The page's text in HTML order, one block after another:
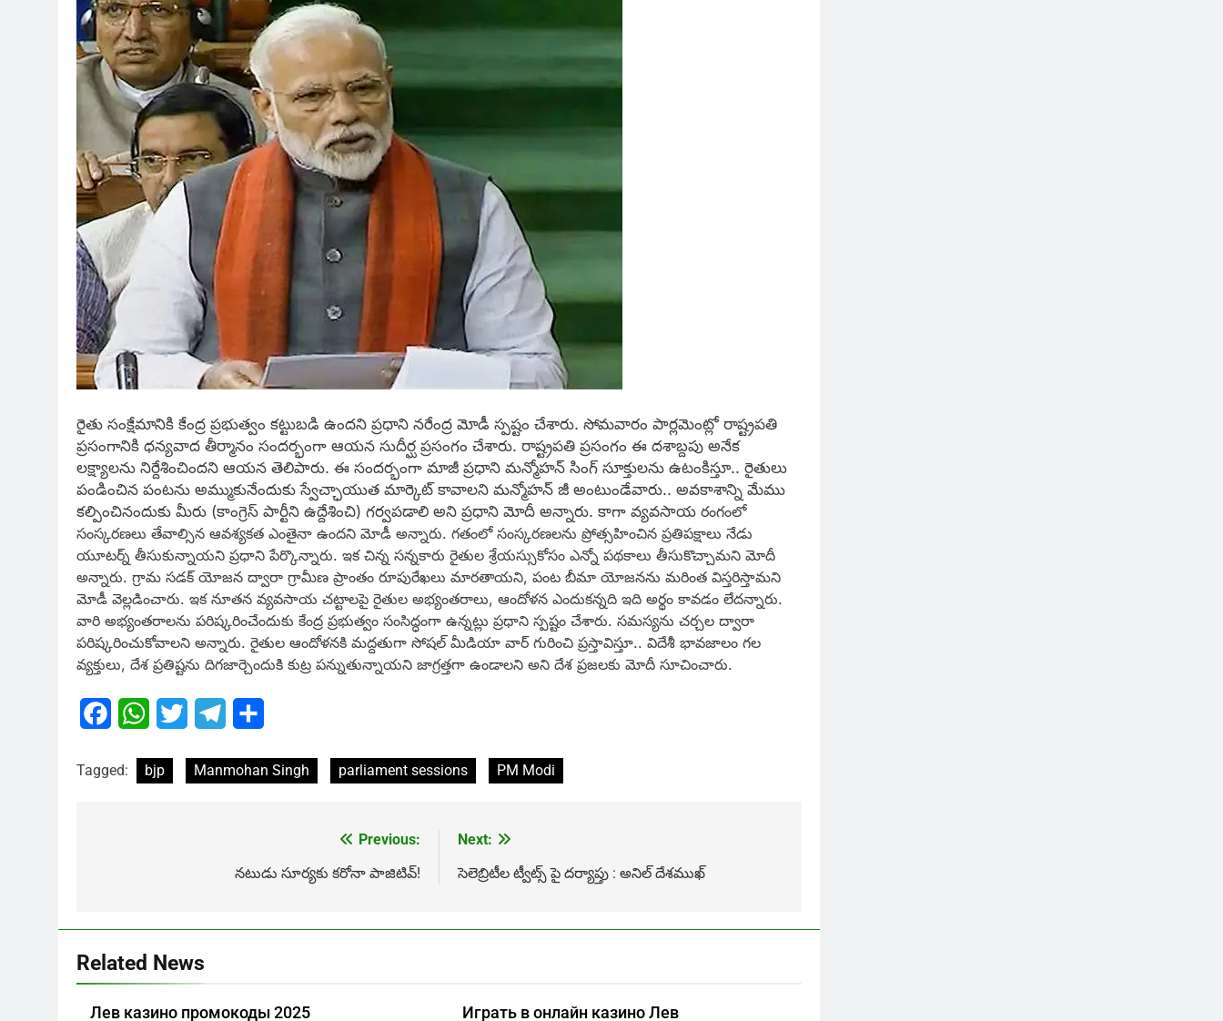
రైతు సంక్షేమానికి కేంద్ర ప్రభుత్వం కట్టుబడి ఉందని ప్రధాని నరేంద్ర మోడీ స్పష్టం చేశారు. సోమవారం పార్లమెంట్లో రాష్ట్రపతి
ప్రసంగానికి ధన్యవాద తీర్మానం సందర్భంగా ఆయన సుదీర్ఘ ప్రసంగం చేశారు. రాష్ట్రపతి ప్రసంగం ఈ దశాబ్దపు అనేక
లక్ష్యాలను నిర్దేశించిందని ఆయన తెలిపారు. ఈ సందర్భంగా మాజీ ప్రధాని మన్మోహన్ సింగ్ సూక్తులను ఉటంకిస్తూ.. రైతులు
పండించిన పంటను అమ్ముకునేందుకు స్వేచ్ఛాయుత మార్కెట్ కావాలని మన్మోహన్ జీ అంటుండేవారు.. అవకాశాన్ని మేము
కల్పించినందుకు మీరు (కాంగ్రెస్ పార్టీని ఉద్దేశించి) గర్వపడాలి అని ప్రధాని మోదీ అన్నారు. కాగా వ్యవసాయ రంగంలో
సంస్కరణలు తేవాల్సిన ఆవశ్యకత ఎంతైనా ఉందని మోడీ అన్నారు. గతంలో సంస్కరణలను ప్రోత్సహించిన ప్రతిపక్షాలు నేడు
యూటర్న్ తీసుకున్నాయని ప్రధాని పేర్కొన్నారు. ఇక చిన్న సన్నకారు రైతుల శ్రేయస్సుకోసం ఎన్నో పథకాలు తీసుకొచ్చామని మోదీ
అన్నారు. గ్రామ సడక్ యోజన ద్వారా గ్రామీణ ప్రాంతం రూపురేఖలు మారతాయని, పంట బీమా యోజనను మరింత విస్తరిస్తామని
మోడీ వెల్లడించారు. ఇక నూతన వ్యవసాయ చట్టాలపై రైతుల అభ్యంతరాలు, ఆందోళన ఎందుకన్నది ఇది అర్థం కావడం లేదన్నారు.
వారి అభ్యంతరాలను పరిష్కరించేందుకు కేంద్ర ప్రభుత్వం సంసిద్ధంగా ఉన్నట్లు ప్రధాని స్పష్టం చేశారు. సమస్యను చర్చల ద్వారా
పరిష్కరించుకోవాలని అన్నారు. రైతుల ఆందోళనకి మద్దతుగా సోషల్ మీడియా వార్ గురించి ప్రస్తావిస్తూ.. విదేశీ భావజాలం గల
వ్యక్తులు, దేశ ప్రతిష్టను దిగజార్చెందుకి కుట్ర పన్నుతున్నాయని జాగ్రత్తగా ఉండాలని అని దేశ ప్రజలకు మోదీ సూచించారు.
FacebookWhatsApp
Twitter Telegram
Tagged: bjp Manmohan Singh parliament sessions PM Modi
Previous:
నటుడు సూర్యకు కరోనా పాజిటివ్!
Next:
సెలెబ్రిటీల ట్వీట్స్ పై దర్యాప్తు : అనిల్ దేశముఖ్
Related News
Лев казино промокоды 2025 Играть в онлайн казино Лев